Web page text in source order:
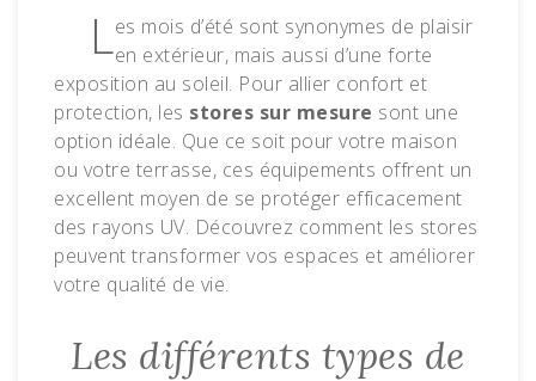
Les mois d’été sont synonymes de plaisir
en extérieur, mais aussi d’une forte
exposition au soleil. Pour allier confort et
protection, les stores sur mesure sont une
option idéale. Que ce soit pour votre maison
ou votre terrasse, ces équipements offrent un
excellent moyen de se protéger efficacement
des rayons UV. Découvrez comment les stores
peuvent transformer vos espaces et améliorer
votre qualité de vie.
Les différents types de